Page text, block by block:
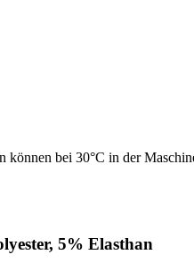
können bei 30°C in der
5% Elasthan